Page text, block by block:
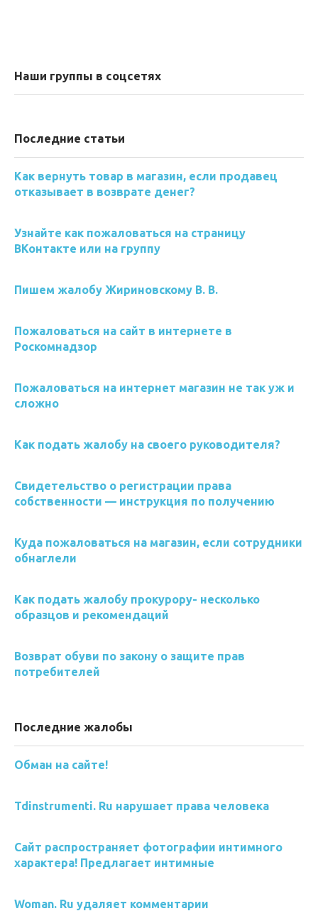
Наши группы в соцсетях
Последние статьи
Как вернуть товар в магазин, если продавец
отказывает в возврате денег?
Узнайте как пожаловаться на страницу
ВКонтакте или на группу
Пишем жалобу Жириновскому В. В.
Пожаловаться на сайт в интернете в
Роскомнадзор
Пожаловаться на интернет магазин не так уж и
сложно
Как подать жалобу на своего руководителя?
Свидетельство о регистрации права
собственности — инструкция по получению
Куда пожаловаться на магазин, если сотрудники
обнаглели
Как подать жалобу прокурору- несколько
образцов и рекомендаций
Возврат обуви по закону о защите прав
потребителей
Последние жалобы
Обман на сайте!
Tdinstrumenti. Ru нарушает права человека
Сайт распространяет фотографии интимного
характера! Предлагает интимные
Woman. Ru удаляет комментарии